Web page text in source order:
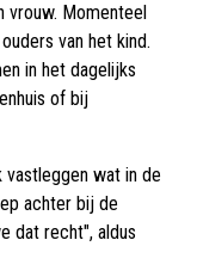
vrouw. Momenteel
van het kind.
in het dagelijks
of bij
wat in de
achter bij de
dat recht", aldus